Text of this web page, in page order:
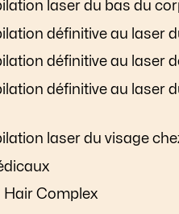
laser du bas du
définitive au laser
définitive au laser
définitive au laser
laser du visage
Hair Complex